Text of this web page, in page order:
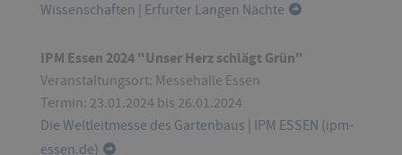
Wissenschaften | Erfurter Langen Nächte
IPM Essen 2024 "Unser Herz schlägt Grün"
Veranstaltungsort: Messehalle Essen
Termin: 23.01.2024 bis 26.01.2024
Die Weltleitmesse des Gartenbaus | IPM ESSEN (ipm-
essen.de)